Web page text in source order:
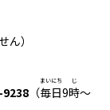
ん）
（毎日
まいにち
9時
じ
～